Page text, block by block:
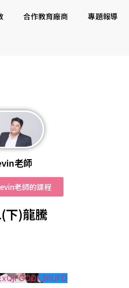
合作教育廠商 專題報導
老師
老師的課程
下)龍騰